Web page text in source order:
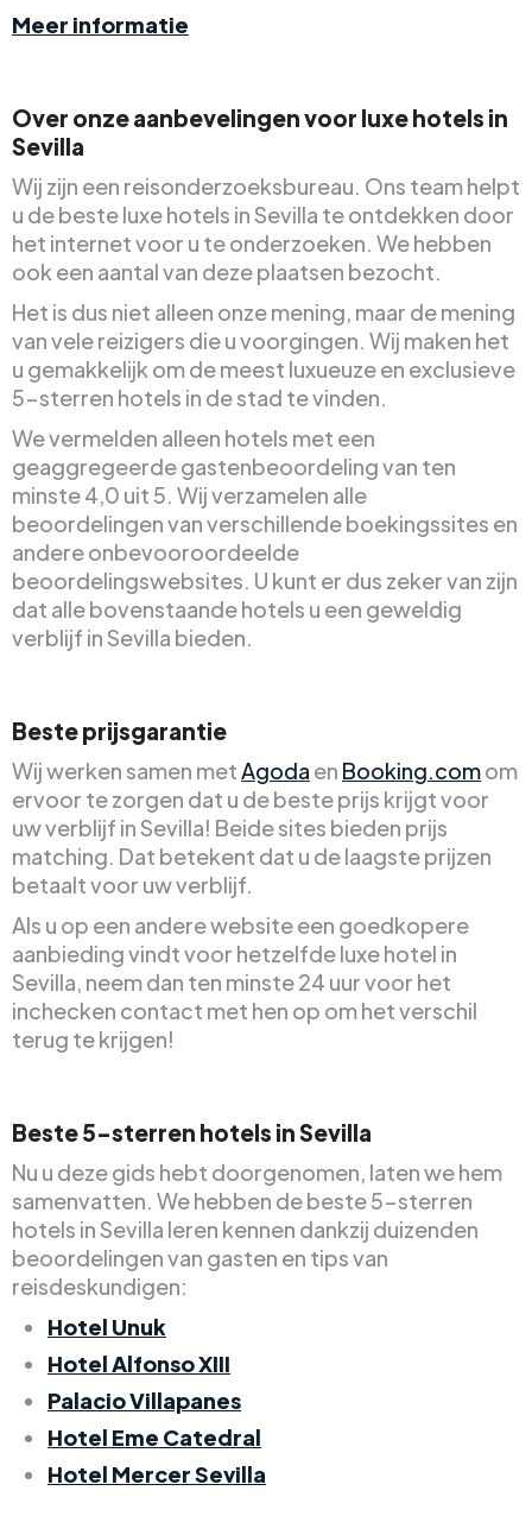
Meer informatie
Over onze aanbevelingen voor luxe hotels in
Sevilla
Wij zijn een reisonderzoeksbureau. Ons team helpt
u de beste luxe hotels in Sevilla te ontdekken door
het internet voor u te onderzoeken. We hebben
ook een aantal van deze plaatsen bezocht.
Het is dus niet alleen onze mening, maar de mening
van vele reizigers die u voorgingen. Wij maken het
u gemakkelijk om de meest luxueuze en exclusieve
5-sterren hotels in de stad te vinden.
We vermelden alleen hotels met een
geaggregeerde gastenbeoordeling van ten
minste 4,0 uit 5. Wij verzamelen alle
beoordelingen van verschillende boekingssites en
andere onbevooroordeelde
beoordelingswebsites. U kunt er dus zeker van zijn
dat alle bovenstaande hotels u een geweldig
verblijf in Sevilla bieden.
Beste prijsgarantie
Wij werken samen metAgoda en Booking.comom
ervoor te zorgen dat u de beste prijs krijgt voor
uw verblijf in Sevilla! Beide sites bieden prijs
matching. Dat betekent dat u de laagste prijzen
betaalt voor uw verblijf.
Als u op een andere website een goedkopere
aanbieding vindt voor hetzelfde luxe hotel in
Sevilla, neem dan ten minste 24 uur voor het
inchecken contact met hen op om het verschil
terug te krijgen!
Beste 5-sterren hotels in Sevilla
Nu u deze gids hebt doorgenomen, laten we hem
samenvatten. We hebben de beste 5-sterren
hotels in Sevilla leren kennen dankzij duizenden
beoordelingen van gasten en tips van
reisdeskundigen:
Hotel Unuk
Hotel Alfonso XIII
Palacio Villapanes
Hotel Eme Catedral
Hotel Mercer Sevilla